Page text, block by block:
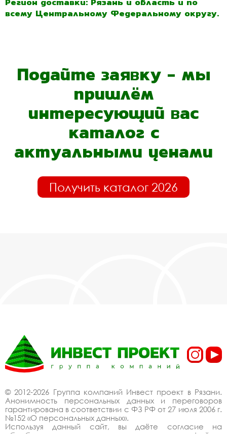
всему Центральному Федеральному округу.
Подайте заявку - мы
пришлём
интересующий вас
каталог с
актуальными ценами
Получить каталог 2026
© 2012-2026 Группа компаний Инвест проект в Рязани.
Анонимность персональных данных и переговоров
гарантирована в соответствии с ФЗ РФ от 27 июля 2006 г.
№152 «О персональных данных».
Используя данный сайт, вы даёте согласие на